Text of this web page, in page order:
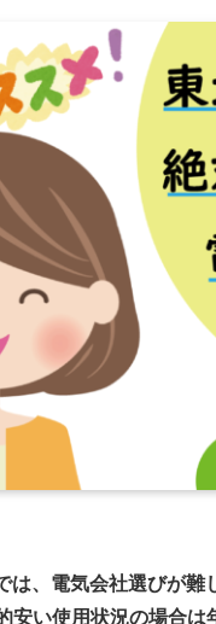
は、電気会社選びが
安い使用状況の場合